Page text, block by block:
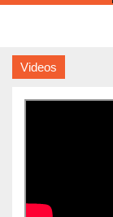
Videos